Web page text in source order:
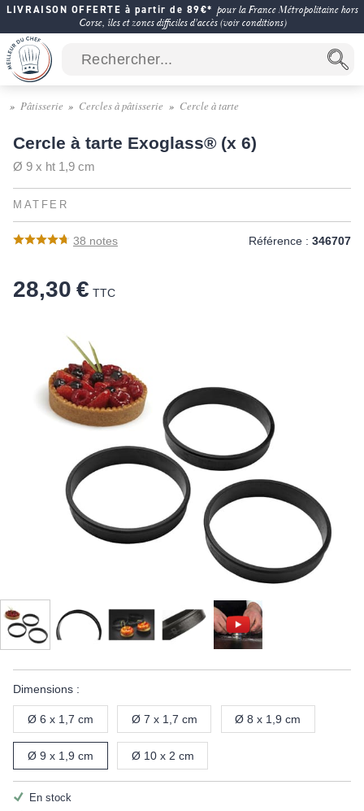
LIVRAISON OFFERTE à partir de 89€* pour la France Métropolitaine hors
Corse, îles et zones difficiles d'accès (voir conditions)
Pâtisserie Cercles à pâtisserie Cercle à tarte
Cercle à tarte Exoglass® (x 6)
Ø 9 x ht 1,9 cm
MATFER
38 notes Référence : 346707
28,30 € TTC
Dimensions :
Ø 6 x 1,7 cm Ø 7 x 1,7 cm Ø 8 x 1,9 cm
Ø 9 x 1,9 cm Ø 10 x 2 cm
En stock